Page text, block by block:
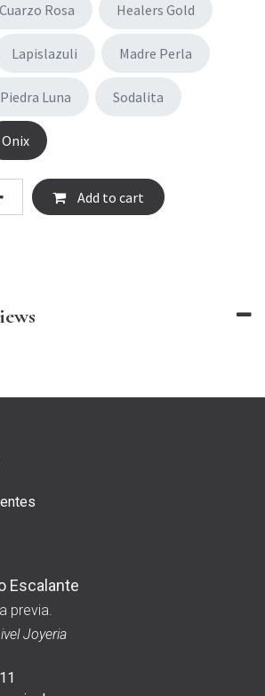
Cuarzo Rosa Healers Gold
Lapislazuli Madre Perla
Piedra Luna Sodalita
Onix
Add to cart
Escalante
previa.
Joyeria